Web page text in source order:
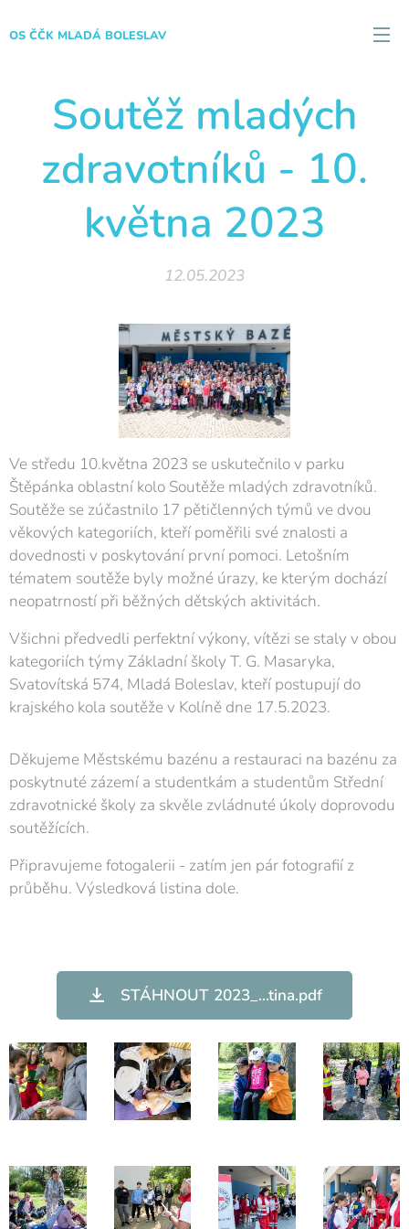
OS ČČK MLADÁ BOLESLAV
Soutěž mladých
zdravotníků - 10.
května 2023
12.05.2023
Ve středu 10.května 2023 se uskutečnilo v parku
Štěpánka oblastní kolo Soutěže mladých zdravotníků.
Soutěže se zúčastnilo 17 pětičlenných týmů ve dvou
věkových kategoriích, kteří poměřili své znalosti a
dovednosti v poskytování první pomoci. Letošním
tématem soutěže byly možné úrazy, ke kterým dochází
neopatrností při běžných dětských aktivitách.
Všichni předvedli perfektní výkony, vítězi se staly v obou
kategoriích týmy Základní školy T. G. Masaryka,
Svatovítská 574, Mladá Boleslav, kteří postupují do
krajského kola soutěže v Kolíně dne 17.5.2023.
Děkujeme Městskému bazénu a restauraci na bazénu za
poskytnuté zázemí a studentkám a studentům Střední
zdravotnické školy za skvěle zvládnuté úkoly doprovodu
soutěžících.
Připravujeme fotogalerii - zatím jen pár fotografií z
průběhu. Výsledková listina dole.
STÁHNOUT 2023_...tina.pdf